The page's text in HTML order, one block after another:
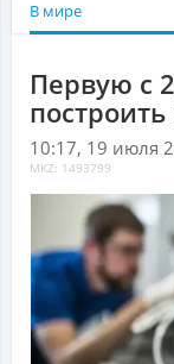
В мире
Первую с
10:17, 19 июля
MKZ: 1493799